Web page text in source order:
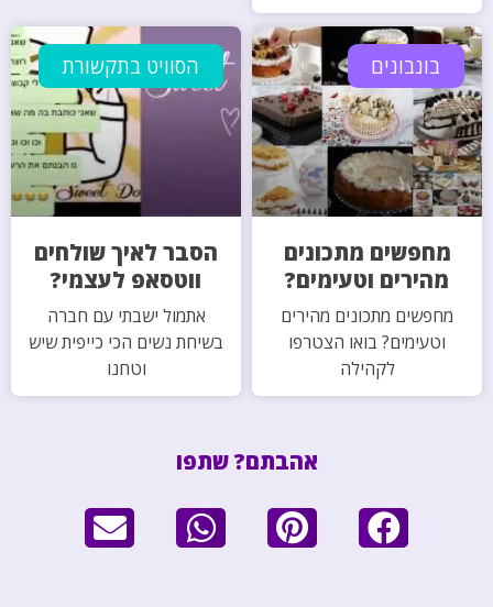
בונבונים
מחפשים מתכונים
מהירים וטעימים?
מחפשים מתכונים מהירים
וטעימים? בואו הצטרפו
לקהילה
הסוויט בתקשורת
הסבר לאיך שולחים
ווטסאפ לעצמי?
אתמול ישבתי עם חברה
בשיחת נשים הכי כייפית שיש
וטחנו
אהבתם? שתפו